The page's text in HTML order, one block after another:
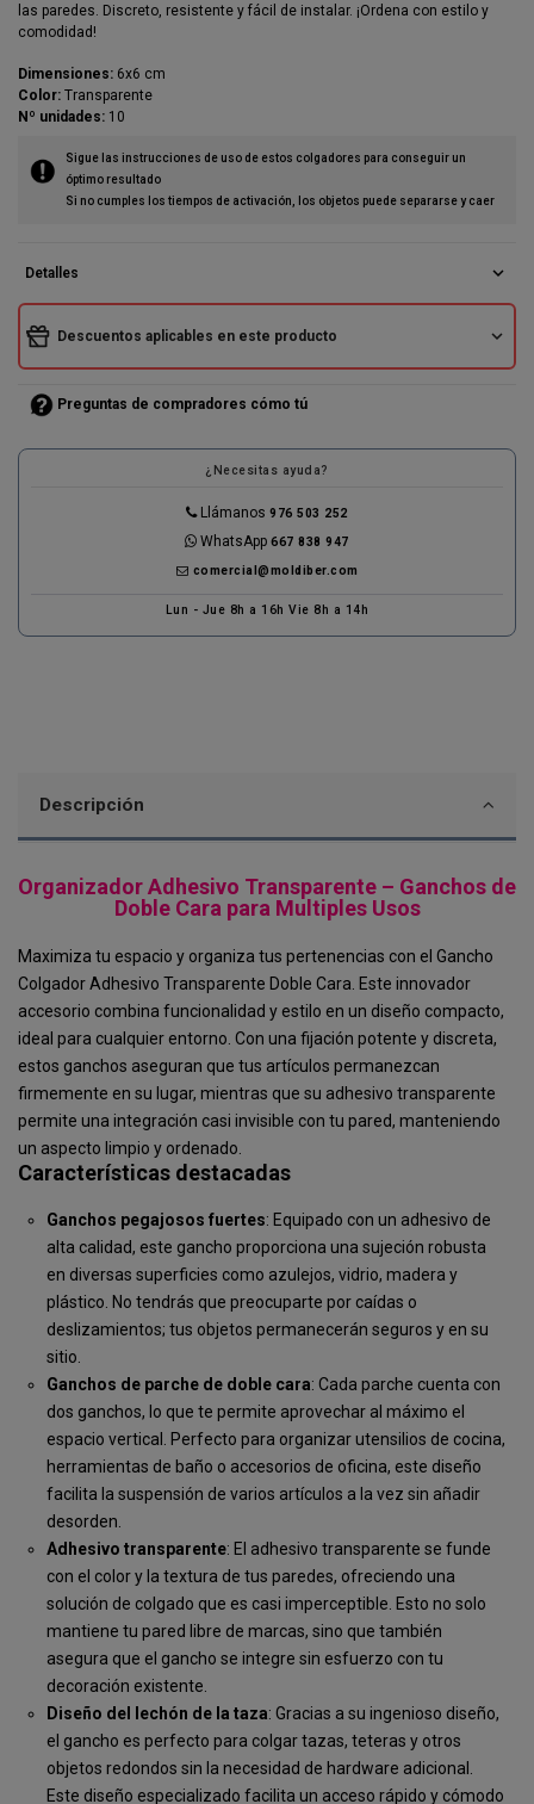
las paredes. Discreto, resistente y fácil de instalar. ¡Ordena con estilo y
comodidad!
Dimensiones: 6x6 cm
Color: Transparente
Nº unidades: 10
Sigue las instrucciones de uso de estos colgadores para conseguir un
óptimo resultado
Si no cumples los tiempos de activación, los objetos puede separarse y caer
Detalles expand_more
Descuentos aplicables en este producto expand_more
Preguntas de compradores cómo tú
¿Necesitas ayuda?
Llámanos976 503 252
WhatsApp667 838 947
comercial@moldiber.com
Lun - Jue 8h a 16h Vie 8h a 14h
Descripción
Organizador Adhesivo Transparente – Ganchos de
Doble Cara para Multiples Usos
Maximiza tu espacio y organiza tus pertenencias con el Gancho
Colgador Adhesivo Transparente Doble Cara. Este innovador
accesorio combina funcionalidad y estilo en un diseño compacto,
ideal para cualquier entorno. Con una fijación potente y discreta,
estos ganchos aseguran que tus artículos permanezcan
firmemente en su lugar, mientras que su adhesivo transparente
permite una integración casi invisible con tu pared, manteniendo
un aspecto limpio y ordenado.
Características destacadas
Ganchos pegajosos fuertes: Equipado con un adhesivo de
alta calidad, este gancho proporciona una sujeción robusta
en diversas superficies como azulejos, vidrio, madera y
plástico. No tendrás que preocuparte por caídas o
deslizamientos; tus objetos permanecerán seguros y en su
sitio.
Ganchos de parche de doble cara: Cada parche cuenta con
dos ganchos, lo que te permite aprovechar al máximo el
espacio vertical. Perfecto para organizar utensilios de cocina,
herramientas de baño o accesorios de oficina, este diseño
facilita la suspensión de varios artículos a la vez sin añadir
desorden.
Adhesivo transparente: El adhesivo transparente se funde
con el color y la textura de tus paredes, ofreciendo una
solución de colgado que es casi imperceptible. Esto no solo
mantiene tu pared libre de marcas, sino que también
asegura que el gancho se integre sin esfuerzo con tu
decoración existente.
Diseño del lechón de la taza: Gracias a su ingenioso diseño,
el gancho es perfecto para colgar tazas, teteras y otros
objetos redondos sin la necesidad de hardware adicional.
Este diseño especializado facilita un acceso rápido y cómodo